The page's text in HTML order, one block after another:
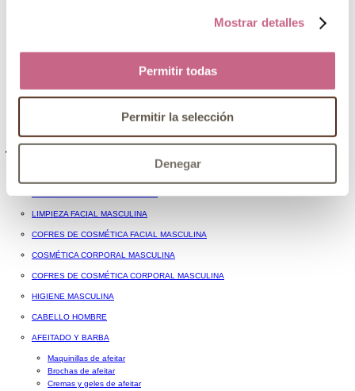
Mostrar detalles
Permitir todas
Permitir la selección
Denegar
PLANCHAS Y OTRAS HERRAMIENTAS
ACCESORIOS PARA EL PELO
LIMPIEZA FACIAL MASCULINA
COFRES DE COSMÉTICA FACIAL MASCULINA
COSMÉTICA CORPORAL MASCULINA
COFRES DE COSMÉTICA CORPORAL MASCULINA
HIGIENE MASCULINA
CABELLO HOMBRE
AFEITADO Y BARBA
Maquinillas de afeitar
Brochas de afeitar
Cremas y geles de afeitar